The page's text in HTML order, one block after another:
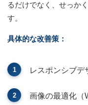
るだけでなく、せっか
す。
具体的な改善策：
レスポンシブデ
画像の最適化（